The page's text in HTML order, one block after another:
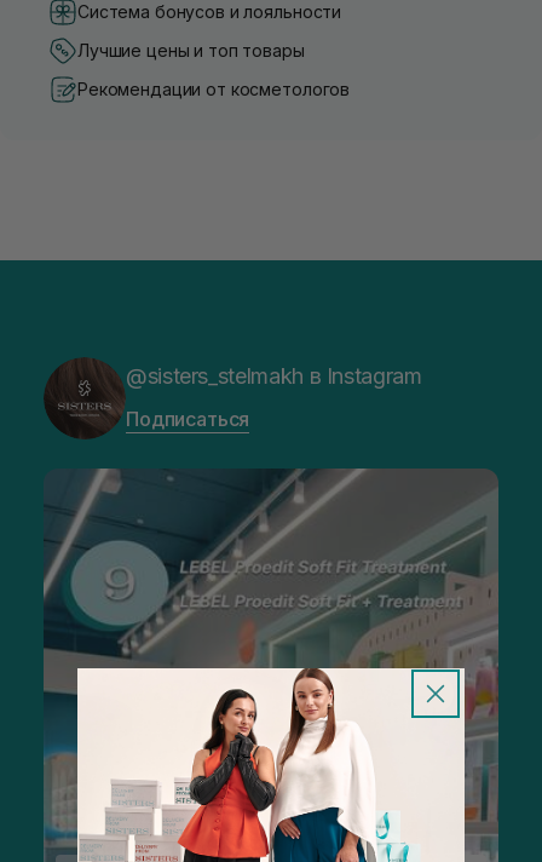
Система бонусов и лояльности
Лучшие цены и топ товары
Рекомендации от косметологов
@sisters_stelmakh в Instagram
Подписаться